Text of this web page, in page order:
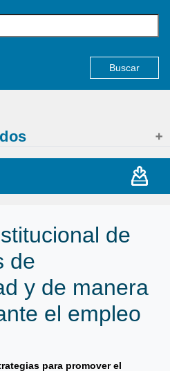
de
de
y de manera
el empleo
para promover el